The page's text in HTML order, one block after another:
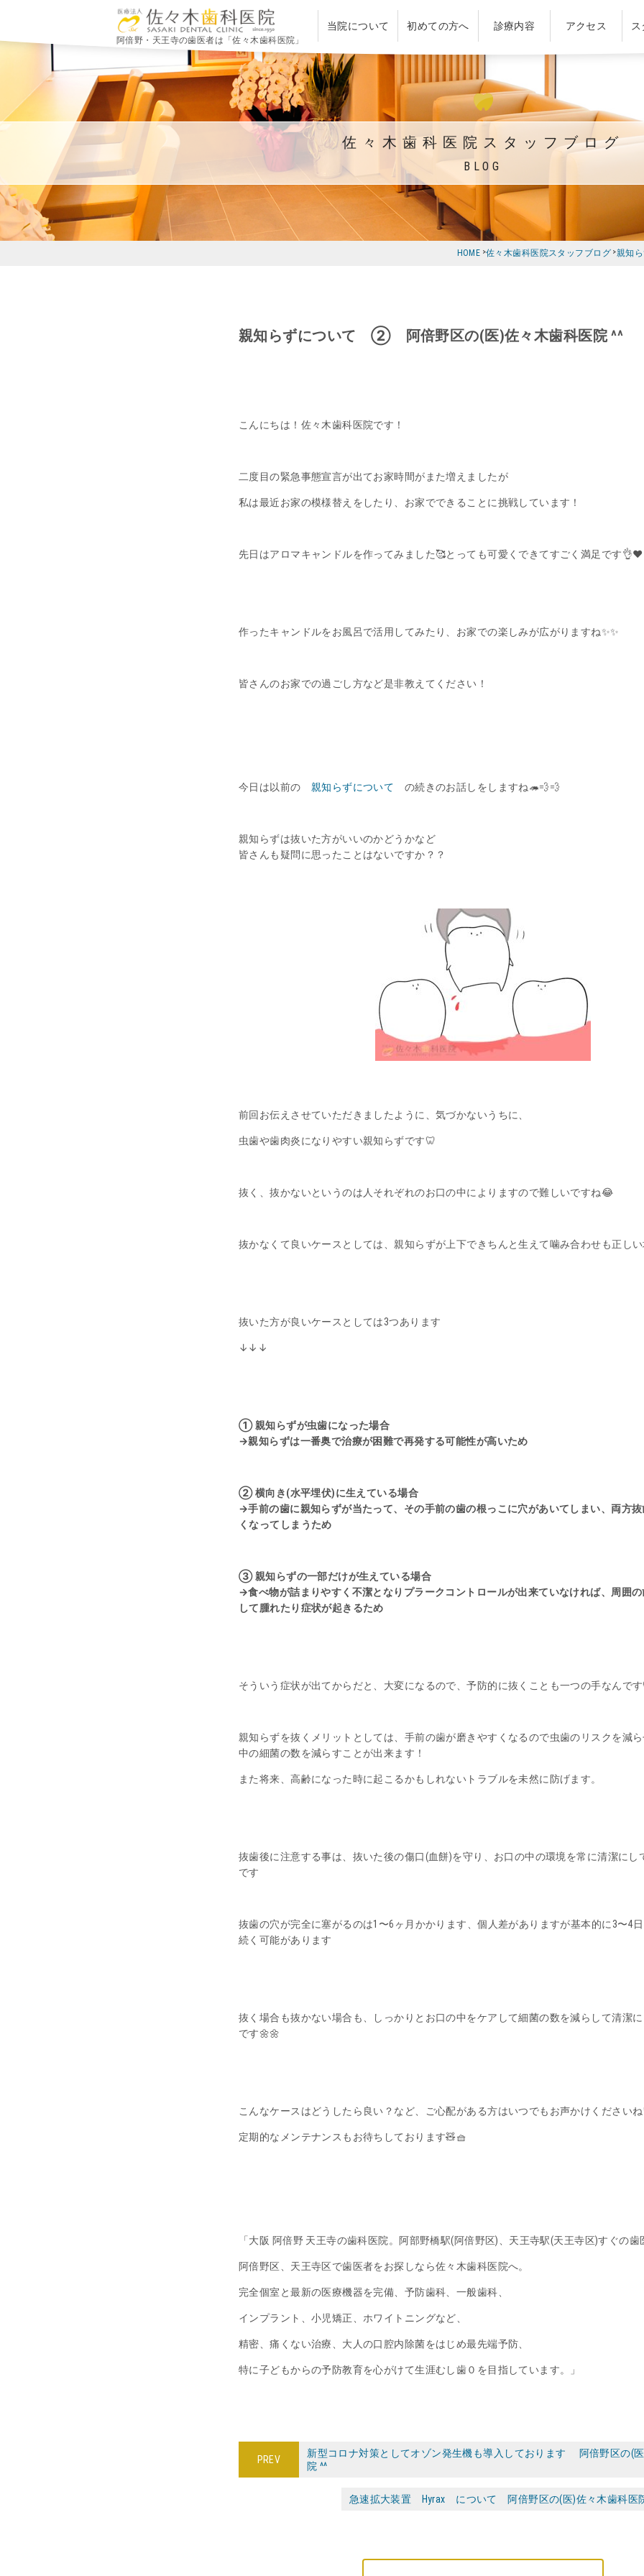
阿倍野・天王寺の歯医者は「佐々木歯科医院」
当院について 初めての方へ 診療内容 アクセス
佐々木歯科医院スタッフブログ
BLOG
HOME 佐々木歯科医院スタッフブログ 親知
親知らずについて ② 阿倍野区の(医)佐々木歯科医院 ^^
こんにちは！佐々木歯科医院です！
二度目の緊急事態宣言が出てお家時間がまた増えましたが
私は最近お家の模様替えをしたり、お家でできることに挑戦しています！
先日はアロマキャンドルを作ってみました🥰とっても可愛くできてすごく満足です👌❤
作ったキャンドルをお風呂で活用してみたり、お家での楽しみが広がりますね✨✨
皆さんのお家での過ごし方など是非教えてください！
今日は以前の 親知らずについて の続きのお話しをしますね🦔💨💨
親知らずは抜いた方がいいのかどうかなど
皆さんも疑問に思ったことはないですか？？
前回お伝えさせていただきましたように、気づかないうちに、
虫歯や歯肉炎になりやすい親知らずです🦷
抜く、抜かないというのは人それぞれのお口の中によりますので難しいですね😂
抜かなくて良いケースとしては、親知らずが上下できちんと生えて噛み合わせも正し
抜いた方が良いケースとしては3つあります
↓↓↓
① 親知らずが虫歯になった場合
→親知らずは一番奥で治療が困難で再発する可能性が高いため
② 横向き(水平埋伏)に生えている場合
→手前の歯に親知らずが当たって、その手前の歯の根っこに穴があいてしまい、両方
くなってしまうため
③ 親知らずの一部だけが生えている場合
→食べ物が詰まりやすく不潔となりプラークコントロールが出来ていなければ、周囲
して腫れたり症状が起きるため
そういう症状が出てからだと、大変になるので、予防的に抜くことも一つの手なんです
親知らずを抜くメリットとしては、手前の歯が磨きやすくなるので虫歯のリスクを減
中の細菌の数を減らすことが出来ます！
また将来、高齢になった時に起こるかもしれないトラブルを未然に防げます。
抜歯後に注意する事は、抜いた後の傷口(血餅)を守り、お口の中の環境を常に清潔にし
です
抜歯の穴が完全に塞がるのは1〜6ヶ月かかります、個人差がありますが基本的に3〜4
続く可能があります
抜く場合も抜かない場合も、しっかりとお口の中をケアして細菌の数を減らして清潔
です🌼🌼
こんなケースはどうしたら良い？など、ご心配がある方はいつでもお声かけください
定期的なメンテナンスもお待ちしております🧸🧺
「大阪 阿倍野 天王寺の歯科医院。阿部野橋駅(阿倍野区)、天王寺駅(天王寺区)すぐの歯
阿倍野区、天王寺区で歯医者をお探しなら佐々木歯科医院へ。
完全個室と最新の医療機器を完備、予防歯科、一般歯科、
インプラント、小児矯正、ホワイトニングなど、
精密、痛くない治療、大人の口腔内除菌をはじめ最先端予防、
特に子どもからの予防教育を心がけて生涯むし歯０を目指しています。」
PREV
新型コロナ対策としてオゾン発生機も導入しております 阿倍野区の(
院 ^^
急速拡大装置 Hyrax について 阿倍野区の(医)佐々木歯科医